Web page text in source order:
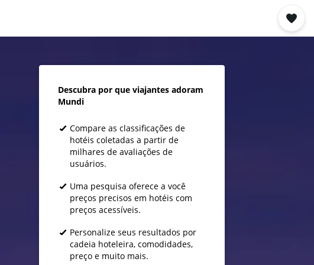
Descubra por que viajantes adoram
Mundi
Compare as classificações de
hotéis coletadas a partir de
milhares de avaliações de
usuários.
Uma pesquisa oferece a você
preços precisos em hotéis com
preços acessíveis.
Personalize seus resultados por
cadeia hoteleira, comodidades,
preço e muito mais.